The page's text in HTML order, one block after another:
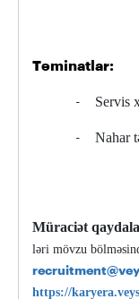
Təminatlar:
- Servis
- Nahar
Müraciət
ləri mövzu
https://